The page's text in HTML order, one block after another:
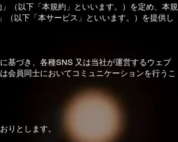
（以下「本規約」といいます。）を定め、本規
以下「本サービス」といいます。）を提供し
基づき、各種SNS ⼜は当社が運営するウェブ
会員同⼠においてコミュニケーションを⾏うこ
りとします。